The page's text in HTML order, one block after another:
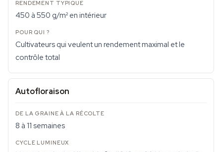
450 à 550 g/m² en intérieur
Cultivateurs qui veulent un rendement maximal et le
contrôle total
Autofloraison
8 à 11 semaines